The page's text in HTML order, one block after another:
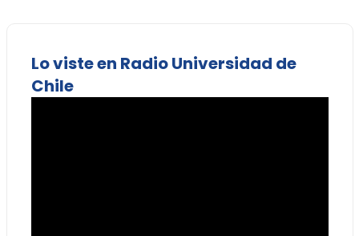
Lo viste en Radio Universidad de
Chile